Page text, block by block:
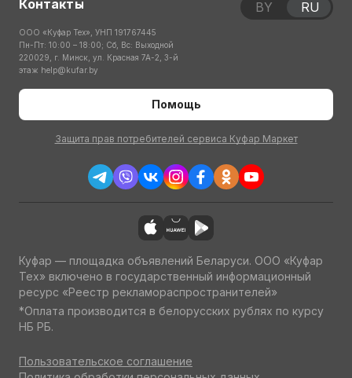
Контакты
ООО «Куфар Тех», УНП 191767445
Пн-Пт: 10:00 – 18:00; Сб, Вс: Выходной
220029, г. Минск, ул. Красная 7А-2, 3-й
этаж help@kufar.by
Помощь
Защита прав потребителей сервиса Куфар Маркет
BY RU
Куфар — площадка объявлений Беларуси. ООО «Куфар
Тех» включено в государственный информационный
ресурс «Реестр рекламораспространителей»
*Оплата производится в белорусских рублях по курсу
НБ РБ.
Пользовательское соглашение